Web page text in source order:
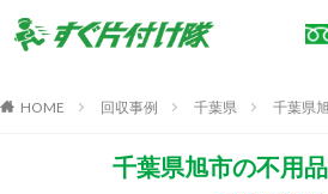
HOME 回収事例 千葉県 千葉県
千葉県旭市の不用